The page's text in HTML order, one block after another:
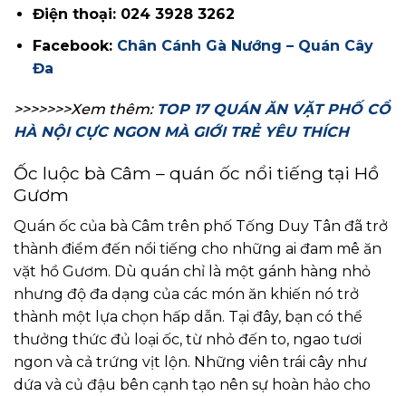
Điện thoại: 024 3928 3262
Facebook: Chân Cánh Gà Nướng – Quán Cây
Đa
>>>>>>>Xem thêm: TOP 17 QUÁN ĂN VẶT PHỐ CỔ
HÀ NỘI CỰC NGON MÀ GIỚI TRẺ YÊU THÍCH
Ốc luộc bà Câm – quán ốc nổi tiếng tại Hồ
Gươm
Quán ốc của bà Câm trên phố Tống Duy Tân đã trở
thành điểm đến nổi tiếng cho những ai đam mê ăn
vặt hồ Gươm. Dù quán chỉ là một gánh hàng nhỏ
nhưng độ đa dạng của các món ăn khiến nó trở
thành một lựa chọn hấp dẫn. Tại đây, bạn có thể
thưởng thức đủ loại ốc, từ nhỏ đến to, ngao tươi
ngon và cả trứng vịt lộn. Những viên trái cây như
dứa và củ đậu bên cạnh tạo nên sự hoàn hảo cho